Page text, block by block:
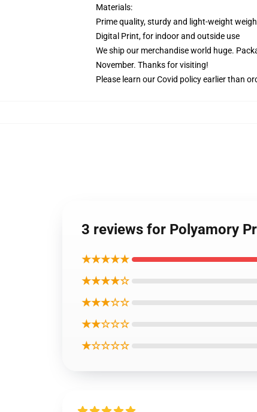
Materials:
Prime quality, sturdy and light-weight
Digital Print, for indoor and outside use
We ship our merchandise world huge.
November. Thanks for visiting!
Please learn our Covid policyearlier than
3 reviews for Polyamory
★★★★★
★★★★☆
★★★☆☆
★★☆☆☆
★☆☆☆☆